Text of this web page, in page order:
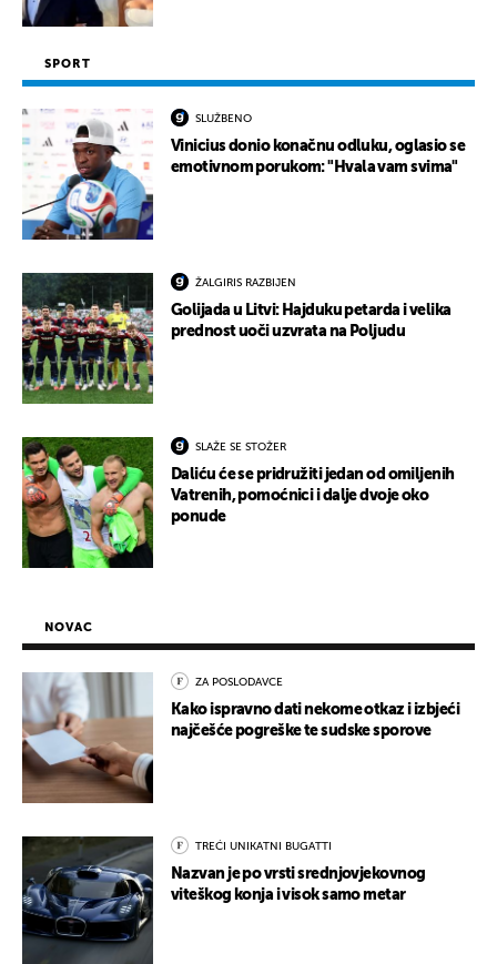
SPORT
SLUŽBENO
Vinicius donio konačnu odluku, oglasio se
emotivnom porukom: "Hvala vam svima"
ŽALGIRIS RAZBIJEN
Golijada u Litvi: Hajduku petarda i velika
prednost uoči uzvrata na Poljudu
SLAŽE SE STOŽER
Daliću će se pridružiti jedan od omiljenih
Vatrenih, pomoćnici i dalje dvoje oko
ponude
NOVAC
ZA POSLODAVCE
Kako ispravno dati nekome otkaz i izbjeći
najčešće pogreške te sudske sporove
TREĆI UNIKATNI BUGATTI
Nazvan je po vrsti srednjovjekovnog
viteškog konja i visok samo metar